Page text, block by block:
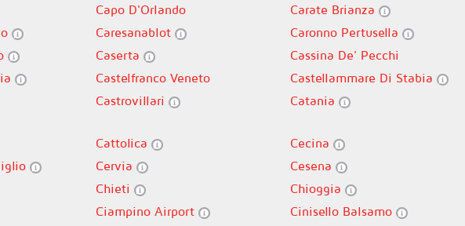
Capo D'Orlando Carate Brianza
Caresanablot Caronno Pertusella
Caserta Cassina De' Pecchi
Castelfranco Veneto Castellammare Di Stabia
Castrovillari Catania
Cattolica Cecina
Cervia Cesena
Chieti Chioggia
Ciampino Airport Cinisello Balsamo